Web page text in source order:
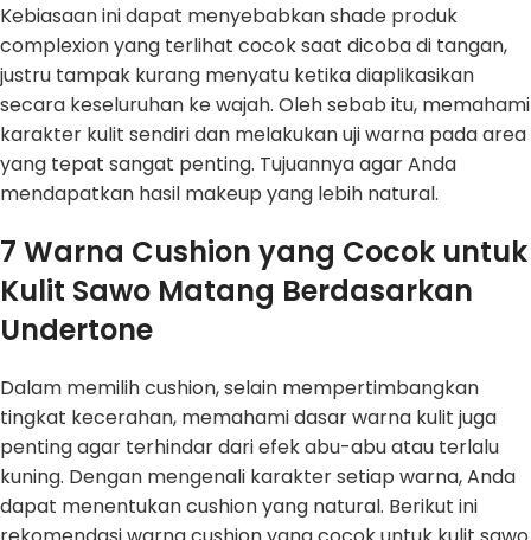
Kebiasaan ini dapat menyebabkan shade produk
complexion yang terlihat cocok saat dicoba di tangan,
justru tampak kurang menyatu ketika diaplikasikan
secara keseluruhan ke wajah. Oleh sebab itu, memahami
karakter kulit sendiri dan melakukan uji warna pada area
yang tepat sangat penting. Tujuannya agar Anda
mendapatkan hasil makeup yang lebih natural.
7 Warna Cushion yang Cocok untuk
Kulit Sawo Matang Berdasarkan
Undertone
Dalam memilih cushion, selain mempertimbangkan
tingkat kecerahan, memahami dasar warna kulit juga
penting agar terhindar dari efek abu-abu atau terlalu
kuning. Dengan mengenali karakter setiap warna, Anda
dapat menentukan cushion yang natural. Berikut ini